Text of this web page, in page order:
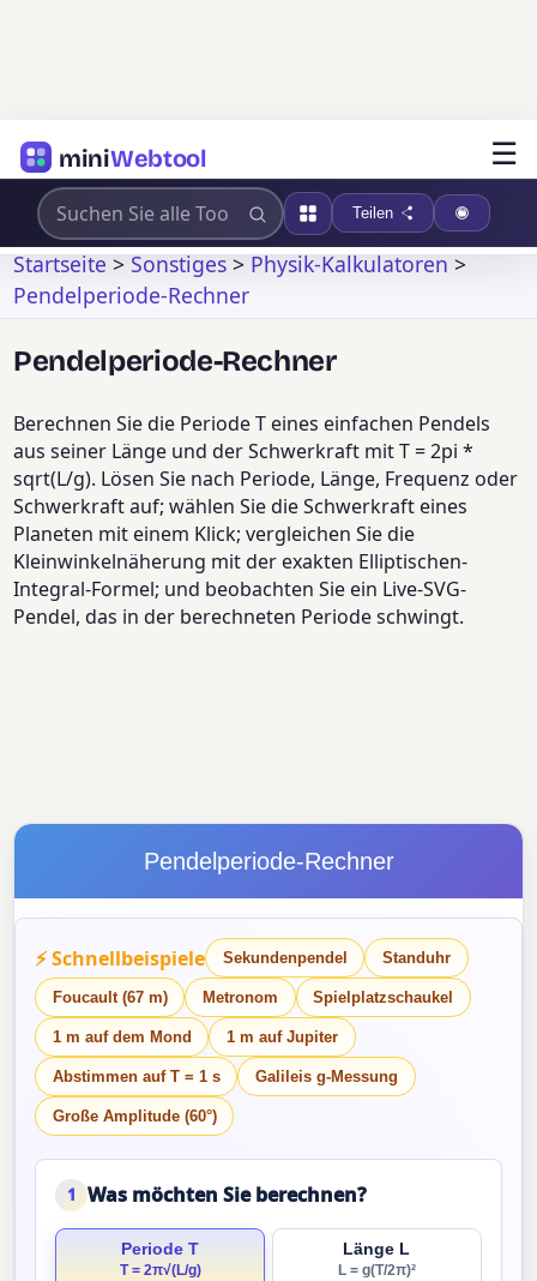
miniWebtool ☰
Teilen
Startseite>Sonstiges>Physik-Kalkulatoren>
Pendelperiode-Rechner
Pendelperiode-Rechner
Berechnen Sie die Periode T eines einfachen Pendels
aus seiner Länge und der Schwerkraft mit T = 2pi *
sqrt(L/g). Lösen Sie nach Periode, Länge, Frequenz oder
Schwerkraft auf; wählen Sie die Schwerkraft eines
Planeten mit einem Klick; vergleichen Sie die
Kleinwinkelnäherung mit der exakten Elliptischen-
Integral-Formel; und beobachten Sie ein Live-SVG-
Pendel, das in der berechneten Periode schwingt.
Pendelperiode-Rechner
⚡ Schnellbeispiele Sekundenpendel Standuhr
Foucault (67 m) Metronom Spielplatzschaukel
1 m auf dem Mond 1 m auf Jupiter
Abstimmen auf T = 1 s Galileis g-Messung
Große Amplitude (60°)
1 Was möchten Sie berechnen?
Periode T
T = 2π√(L/g)
Länge L
L = g(T/2π)²